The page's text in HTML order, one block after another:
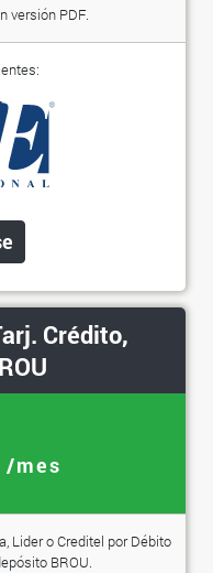
versión PDF.
Crédito,
/mes
Lider o Creditel por Débito
BROU.